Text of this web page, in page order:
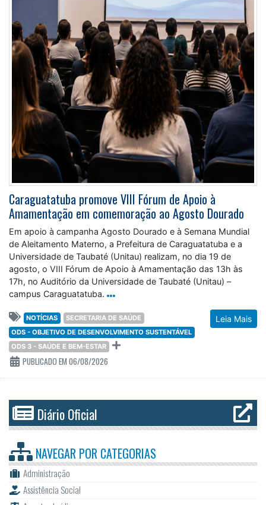
Caraguatatuba promove VIII Fórum de Apoio à
Amamentação em comemoração ao Agosto Dourado
Em apoio à campanha Agosto Dourado e à Semana Mundial
de Aleitamento Materno, a Prefeitura de Caraguatatuba e a
Universidade de Taubaté (Unitau) realizam, no dia 19 de
agosto, o VIII Fórum de Apoio à Amamentação das 13h às
17h, no Auditório da Universidade de Taubaté (Unitau) –
campus Caraguatatuba.
Leia Mais
NOTÍCIAS
SECRETARIA DE SAÚDE
ODS - OBJETIVO DE DESENVOLVIMENTO SUSTENTÁVEL
ODS 3 - SAÚDE E BEM-ESTAR
PUBLICADO EM 06/08/2026
Diário Oficial
NAVEGAR POR CATEGORIAS
Administração
Assistência Social